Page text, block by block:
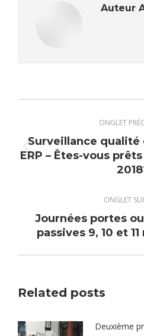
Auteur
commentaire
ONGLET
Surveillance qualité
ERP – Êtes-vous
ONGLET
Journées portes
passives 9, 10 et
Related posts
Deuxième